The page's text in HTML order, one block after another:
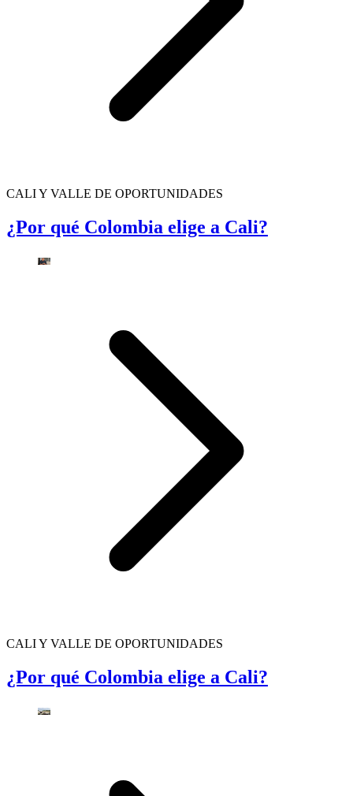
CALI Y VALLE DE OPORTUNIDADES
¿Por qué Colombia elige a Cali?
CALI Y VALLE DE OPORTUNIDADES
¿Por qué Colombia elige a Cali?